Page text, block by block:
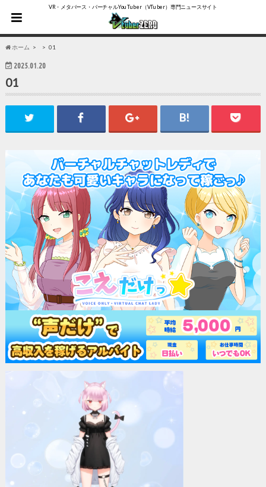
VR・メタバース・バーチャルYouTuber（VTuber）専門ニュースサイト
ホーム 01
2025.01.20
01